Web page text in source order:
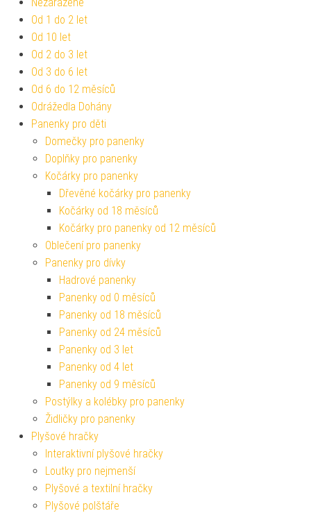
Od 1 do 2 let
Od 10 let
Od 2 do 3 let
Od 3 do 6 let
Od 6 do 12 měsíců
Odrážedla Dohány
Panenky pro děti
Domečky pro panenky
Doplňky pro panenky
Kočárky pro panenky
Dřevěné kočárky pro panenky
Kočárky od 18 měsíců
Kočárky pro panenky od 12 měsíců
Oblečení pro panenky
Panenky pro dívky
Hadrové panenky
Panenky od 0 měsíců
Panenky od 18 měsíců
Panenky od 24 měsíců
Panenky od 3 let
Panenky od 4 let
Panenky od 9 měsíců
Postýlky a kolébky pro panenky
Židličky pro panenky
Plyšové hračky
Interaktivní plyšové hračky
Loutky pro nejmenší
Plyšové a textilní hračky
Plyšové polštáře